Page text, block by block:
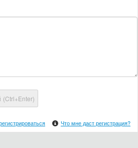
(Ctrl+Enter)
Что мне даст регистрация?